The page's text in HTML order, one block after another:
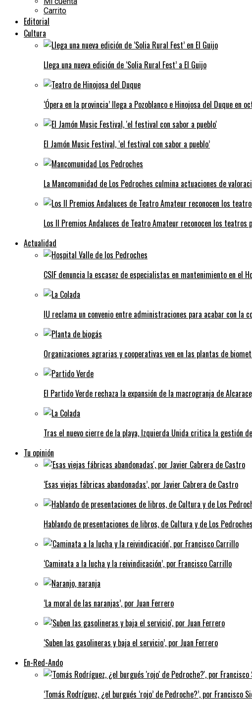
Carrito
Editorial
Cultura
Llega una nueva edición de ‘Solia Rural Fest’ a El Guijo
‘Ópera en la provincia’ llega a Pozoblanco e Hinojosa del Duque en
El Jamón Music Festival, ‘el festival con sabor a pueblo’
La Mancomunidad de Los Pedroches culmina actuaciones de
Los II Premios Andaluces de Teatro Amateur reconocen los teatros
Actualidad
CSIF denuncia la escasez de especialistas en mantenimiento en el
IU reclama un convenio entre administraciones para acabar con la
Organizaciones agrarias y cooperativas ven en las plantas de
El Partido Verde rechaza la expansión de la macrogranja de
Tras el nuevo cierre de la playa, Izquierda Unida critica la gestión
Tu opinión
‘Esas viejas fábricas abandonadas’, por Javier Cabrera de Castro
Hablando de presentaciones de libros, de Cultura y de Los Pedroches
‘Caminata a la lucha y la reivindicación’, por Francisco Carrillo
‘La moral de las naranjas’, por Juan Ferrero
‘Suben las gasolineras y baja el servicio’, por Juan Ferrero
En-Red-Ando
‘Tomás Rodríguez, ¿el burgués ‘rojo’ de Pedroche?’, por Francisco